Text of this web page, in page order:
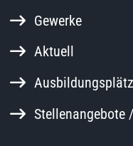
Gewerke
Aktuell
Stellenangebote